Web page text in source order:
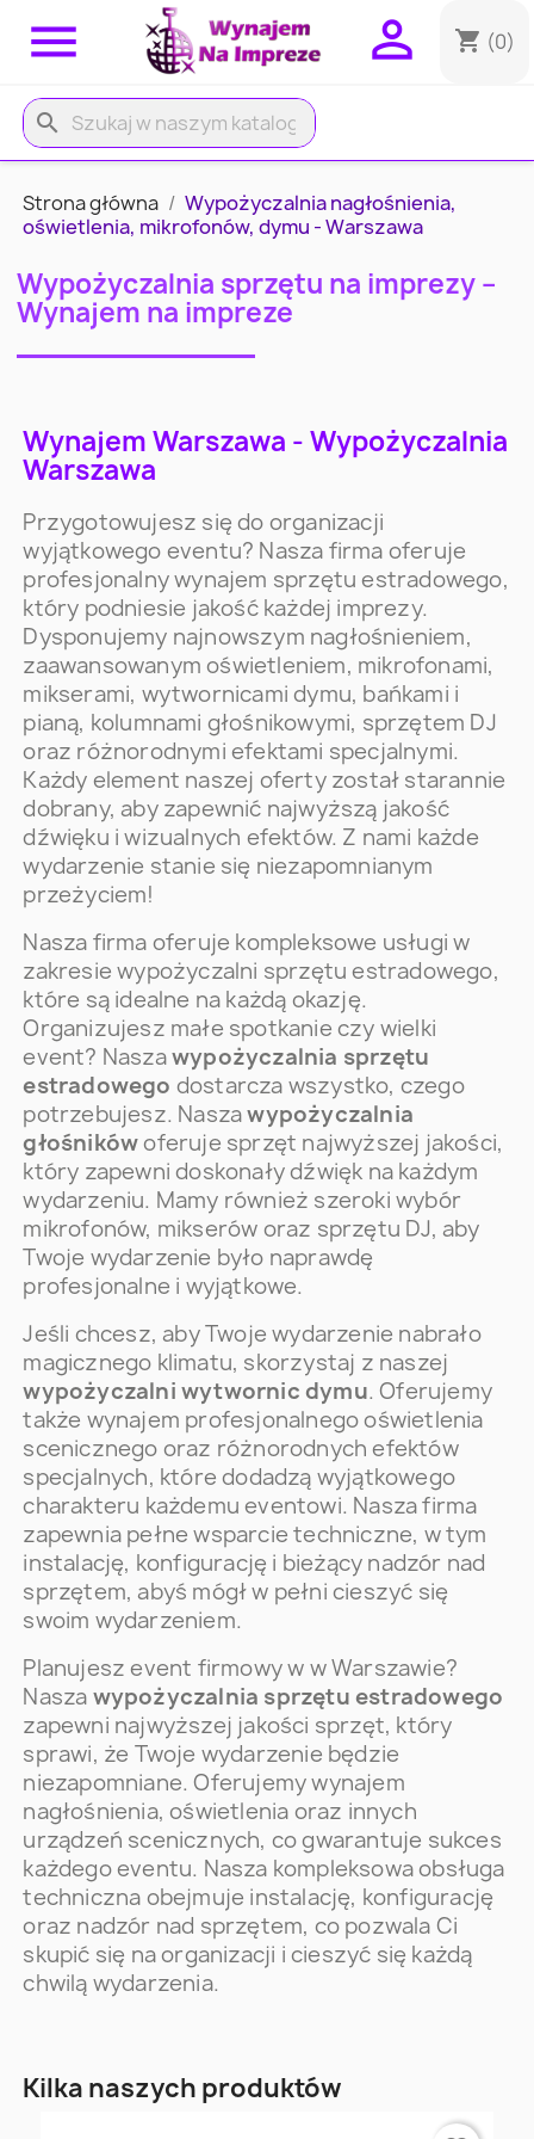
 shopping_cart (0)

search
Strona główna
Wypożyczalnia nagłośnienia,
oświetlenia, mikrofonów, dymu - Warszawa
Wypożyczalnia sprzętu na imprezy –
Wynajem na impreze
Wynajem Warszawa - Wypożyczalnia
Warszawa
Przygotowujesz się do organizacji
wyjątkowego eventu? Nasza firma oferuje
profesjonalny wynajem sprzętu estradowego,
który podniesie jakość każdej imprezy.
Dysponujemy najnowszym nagłośnieniem,
zaawansowanym oświetleniem, mikrofonami,
mikserami, wytwornicami dymu, bańkami i
pianą, kolumnami głośnikowymi, sprzętem DJ
oraz różnorodnymi efektami specjalnymi.
Każdy element naszej oferty został starannie
dobrany, aby zapewnić najwyższą jakość
dźwięku i wizualnych efektów. Z nami każde
wydarzenie stanie się niezapomnianym
przeżyciem!
Nasza firma oferuje kompleksowe usługi w
zakresie wypożyczalni sprzętu estradowego,
które są idealne na każdą okazję.
Organizujesz małe spotkanie czy wielki
event? Naszawypożyczalnia sprzętu
estradowego dostarcza wszystko, czego
potrzebujesz. Naszawypożyczalnia
głośnikówoferuje sprzęt najwyższej jakości,
który zapewni doskonały dźwięk na każdym
wydarzeniu. Mamy również szeroki wybór
mikrofonów, mikserów oraz sprzętu DJ, aby
Twoje wydarzenie było naprawdę
profesjonalne i wyjątkowe.
Jeśli chcesz, aby Twoje wydarzenie nabrało
magicznego klimatu, skorzystaj z naszej
wypożyczalni wytwornic dymu. Oferujemy
także wynajem profesjonalnego oświetlenia
scenicznego oraz różnorodnych efektów
specjalnych, które dodadzą wyjątkowego
charakteru każdemu eventowi. Nasza firma
zapewnia pełne wsparcie techniczne, w tym
instalację, konfigurację i bieżący nadzór nad
sprzętem, abyś mógł w pełni cieszyć się
swoim wydarzeniem.
Planujesz event firmowy w w Warszawie?
Nasza wypożyczalnia sprzętu estradowego
zapewni najwyższej jakości sprzęt, który
sprawi, że Twoje wydarzenie będzie
niezapomniane. Oferujemy wynajem
nagłośnienia, oświetlenia oraz innych
urządzeń scenicznych, co gwarantuje sukces
każdego eventu. Nasza kompleksowa obsługa
techniczna obejmuje instalację, konfigurację
oraz nadzór nad sprzętem, co pozwala Ci
skupić się na organizacji i cieszyć się każdą
chwilą wydarzenia.
Kilka naszych produktów